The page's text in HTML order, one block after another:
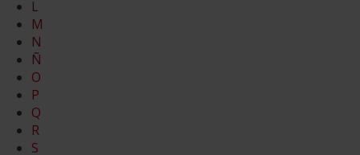
L
M
N
Ñ
O
P
Q
R
S